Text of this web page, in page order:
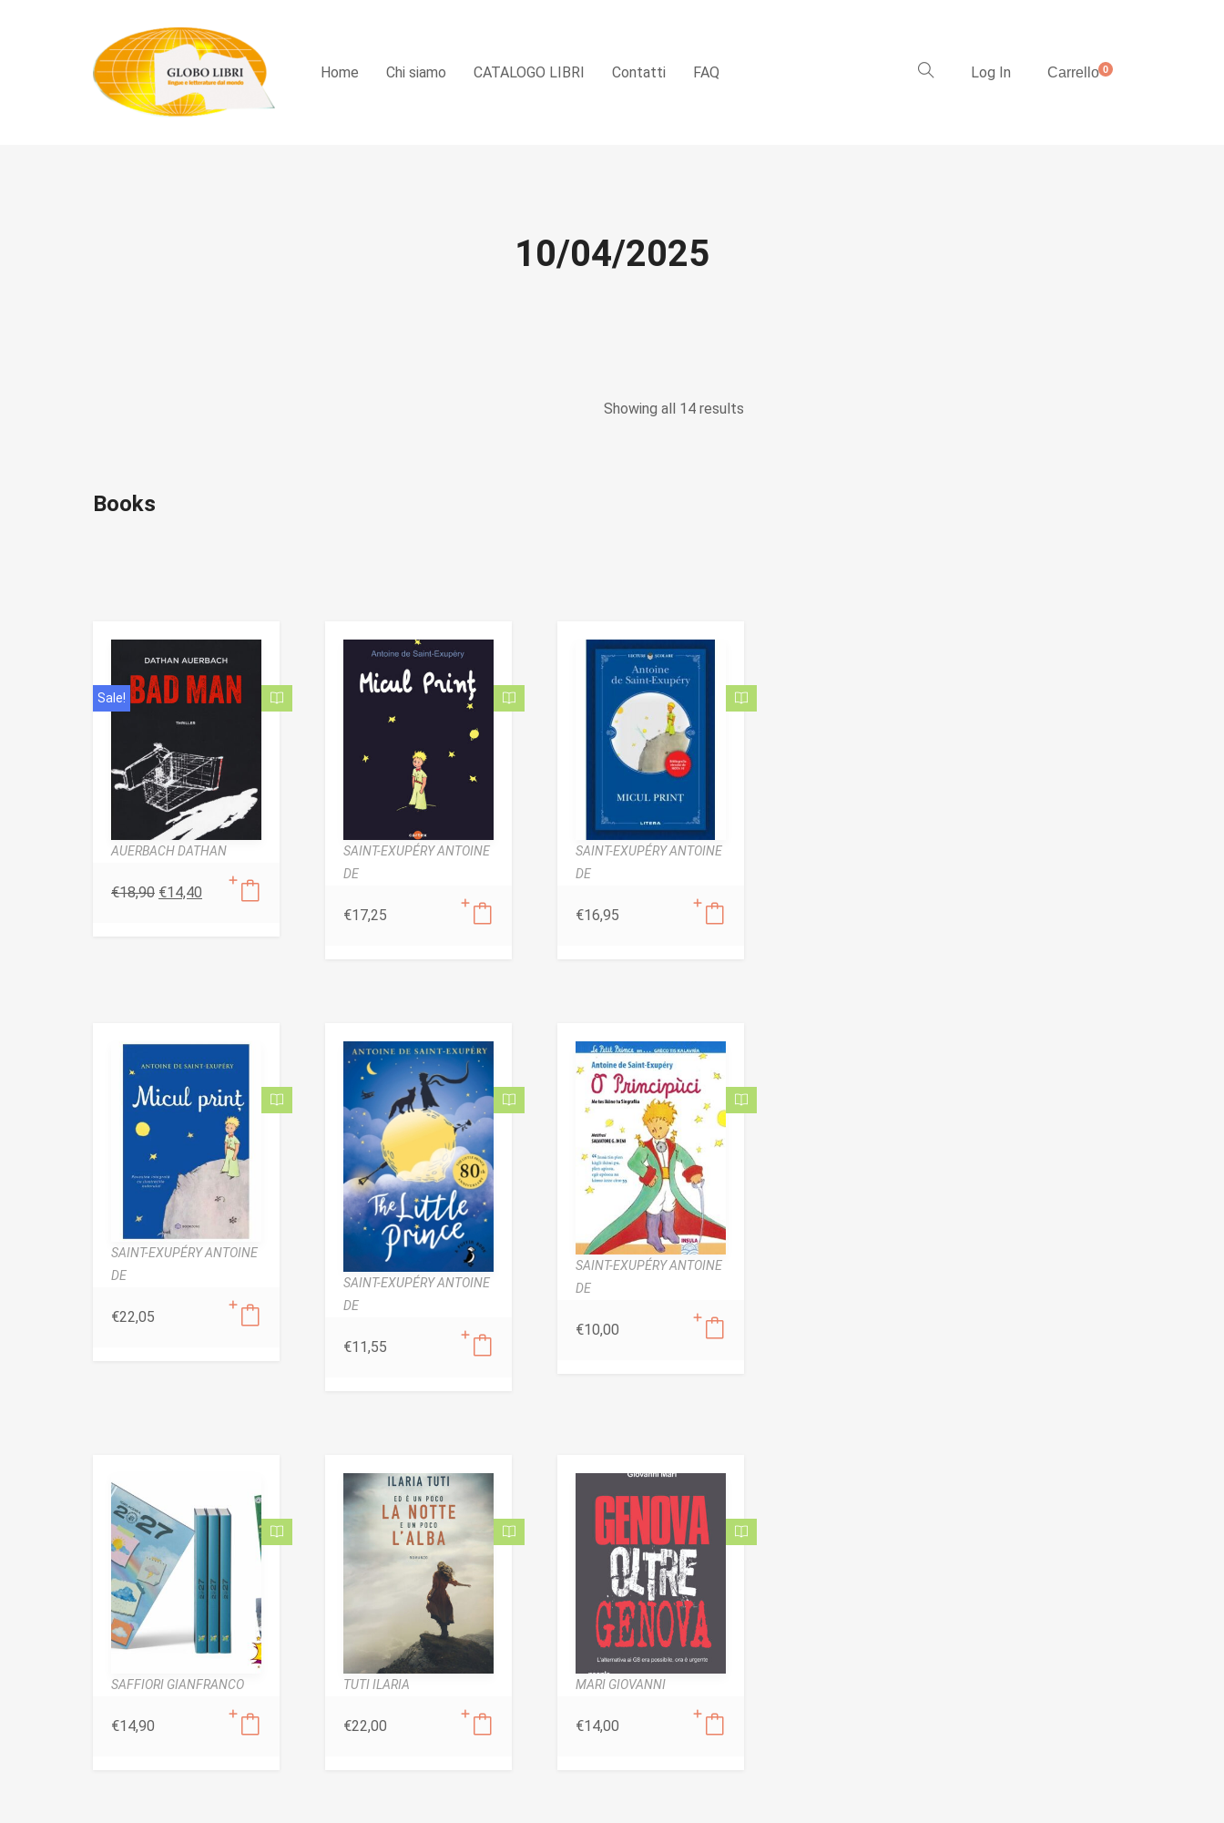
Home Chi siamo CATALOGO LIBRI Contatti FAQ Log In Carrello0
10/04/2025
Showing all 14 results
Books
Sale!
AUERBACH DATHAN
€18,90 €14,40
SAINT-EXUPÉRY ANTOINE
DE
€17,25
SAINT-EXUPÉRY ANTOINE
DE
€16,95
SAINT-EXUPÉRY ANTOINE
DE
€22,05
SAINT-EXUPÉRY ANTOINE
DE
€11,55
SAINT-EXUPÉRY ANTOINE
DE
€10,00
SAFFIORI GIANFRANCO
€14,90
TUTI ILARIA
€22,00
MARI GIOVANNI
€14,00